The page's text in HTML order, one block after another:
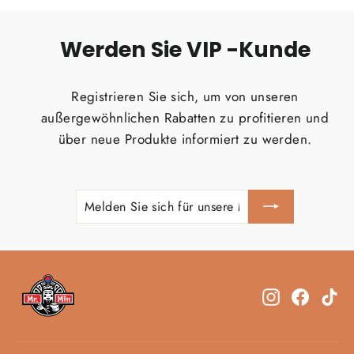
Werden Sie VIP -Kunde
Registrieren Sie sich, um von unseren
außergewöhnlichen Rabatten zu profitieren und
über neue Produkte informiert zu werden.
MELDEN
SIE
MAILINGLISTE
ABONNIEREN
Instagram